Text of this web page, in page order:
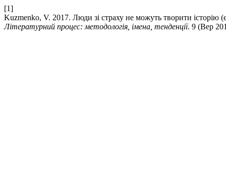
[1]
Kuzmenko, V. 2017. Люди зі страху не можуть творити історію
Літературний процес: методологія, імена, тенденції. 9 (Вер